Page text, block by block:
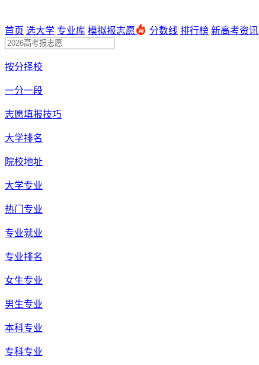
首页 选大学 专业库 模拟报志愿 分数线 排行榜 新高考资讯
按分择校
一分一段
志愿填报技巧
大学排名
院校地址
大学专业
热门专业
专业就业
专业排名
女生专业
男生专业
本科专业
专科专业